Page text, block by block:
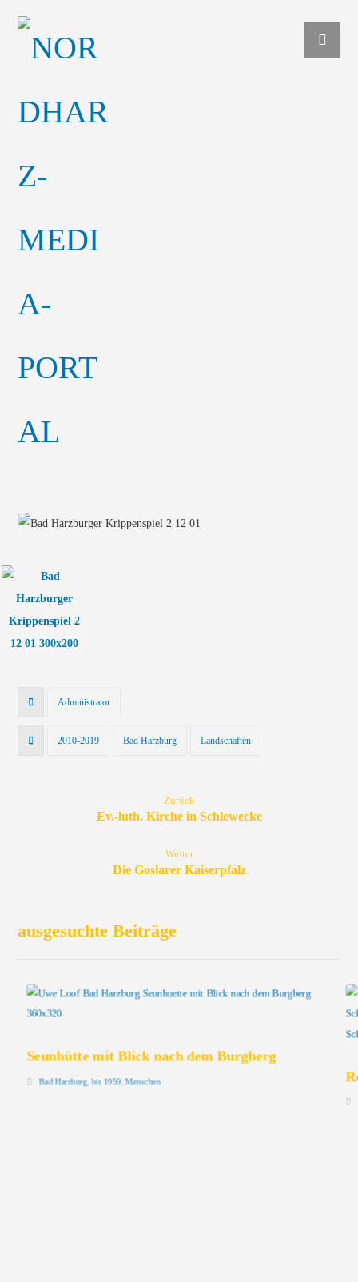
Administrator
2010-2019 Bad Harzburg Landschaften
Zurück
Ev.-luth. Kirche in Schlewecke
Weiter
Die Goslarer Kaiserpfalz
ausgesuchte Beiträge
Seunhütte mit Blick nach dem Burgberg
Bad Harzburg bis 1959 Menschen